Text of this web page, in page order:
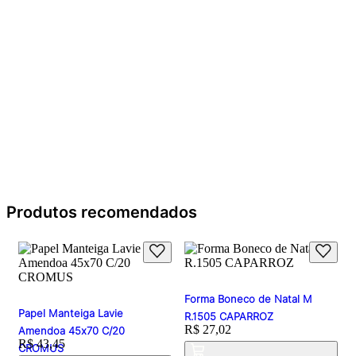
Produtos recomendados
Papel Manteiga Lavie
Amendoa 45x70 C/20
CROMUS
Price:
R$ 43,45
Forma Boneco de Natal M
R.1505 CAPARROZ
Price:
R$ 27,02